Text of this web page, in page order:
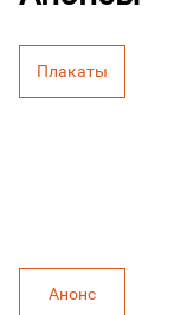
Плакаты
Анонс